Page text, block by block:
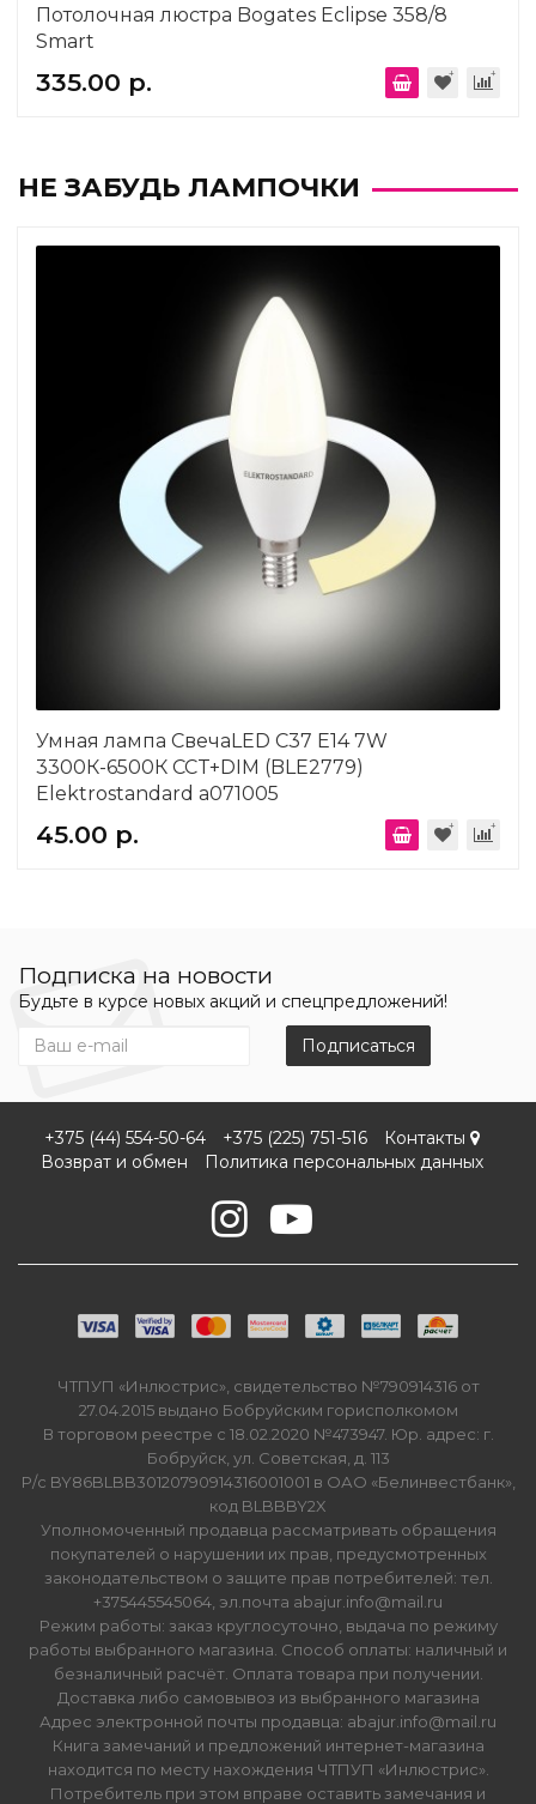
Потолочная люстра Bogates Eclipse 358/8
Smart
335.00 р.
НЕ ЗАБУДЬ ЛАМПОЧКИ
Умная лампа СвечаLED C37 Е14 7W
3300К-6500К CCT+DIM (BLE2779)
Elektrostandard a071005
45.00 р.
Подписка на новости
Будьте в курсе новых акций и спецпредложений!
Подписаться
+375 (44) 554-50-64 +375 (225) 751-516
Контакты
Возврат и обмен
Политика персональных данных
ЧТПУП «Инлюстрис», свидетельство №790914316 от
27.04.2015 выдано Бобруйским горисполкомом
В торговом реестре с 18.02.2020 №473947. Юр. адрес: г.
Бобруйск, ул. Советская, д. 113
Р/с BY86BLBB30120790914316001001 в ОАО «Белинвестбанк»,
код BLBBBY2X
Уполномоченный продавца рассматривать обращения
покупателей о нарушении их прав, предусмотренных
законодательством о защите прав потребителей: тел.
+375445545064, эл.почта abajur.info@mail.ru
Режим работы: заказ круглосуточно, выдача по режиму
работы выбранного магазина. Способ оплаты: наличный и
безналичный расчёт. Оплата товара при получении.
Доставка либо самовывоз из выбранного магазина
Адрес электронной почты продавца: abajur.info@mail.ru
Книга замечаний и предложений интернет-магазина
находится по месту нахождения ЧТПУП «Инлюстрис».
Потребитель при этом вправе оставить замечания и